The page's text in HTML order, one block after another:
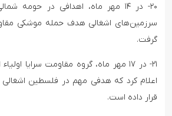
۲۰- در ۱۴ مهر ماه، اهدافی در
سرزمین‌های اشغالی هدف حمله موشکی
گرفت.
۲۱- در ۱۷ مهر ماه، گروه مقاومت سرایا
اعلام کرد که هدفی مهم در فلسطین
قرار داده است.